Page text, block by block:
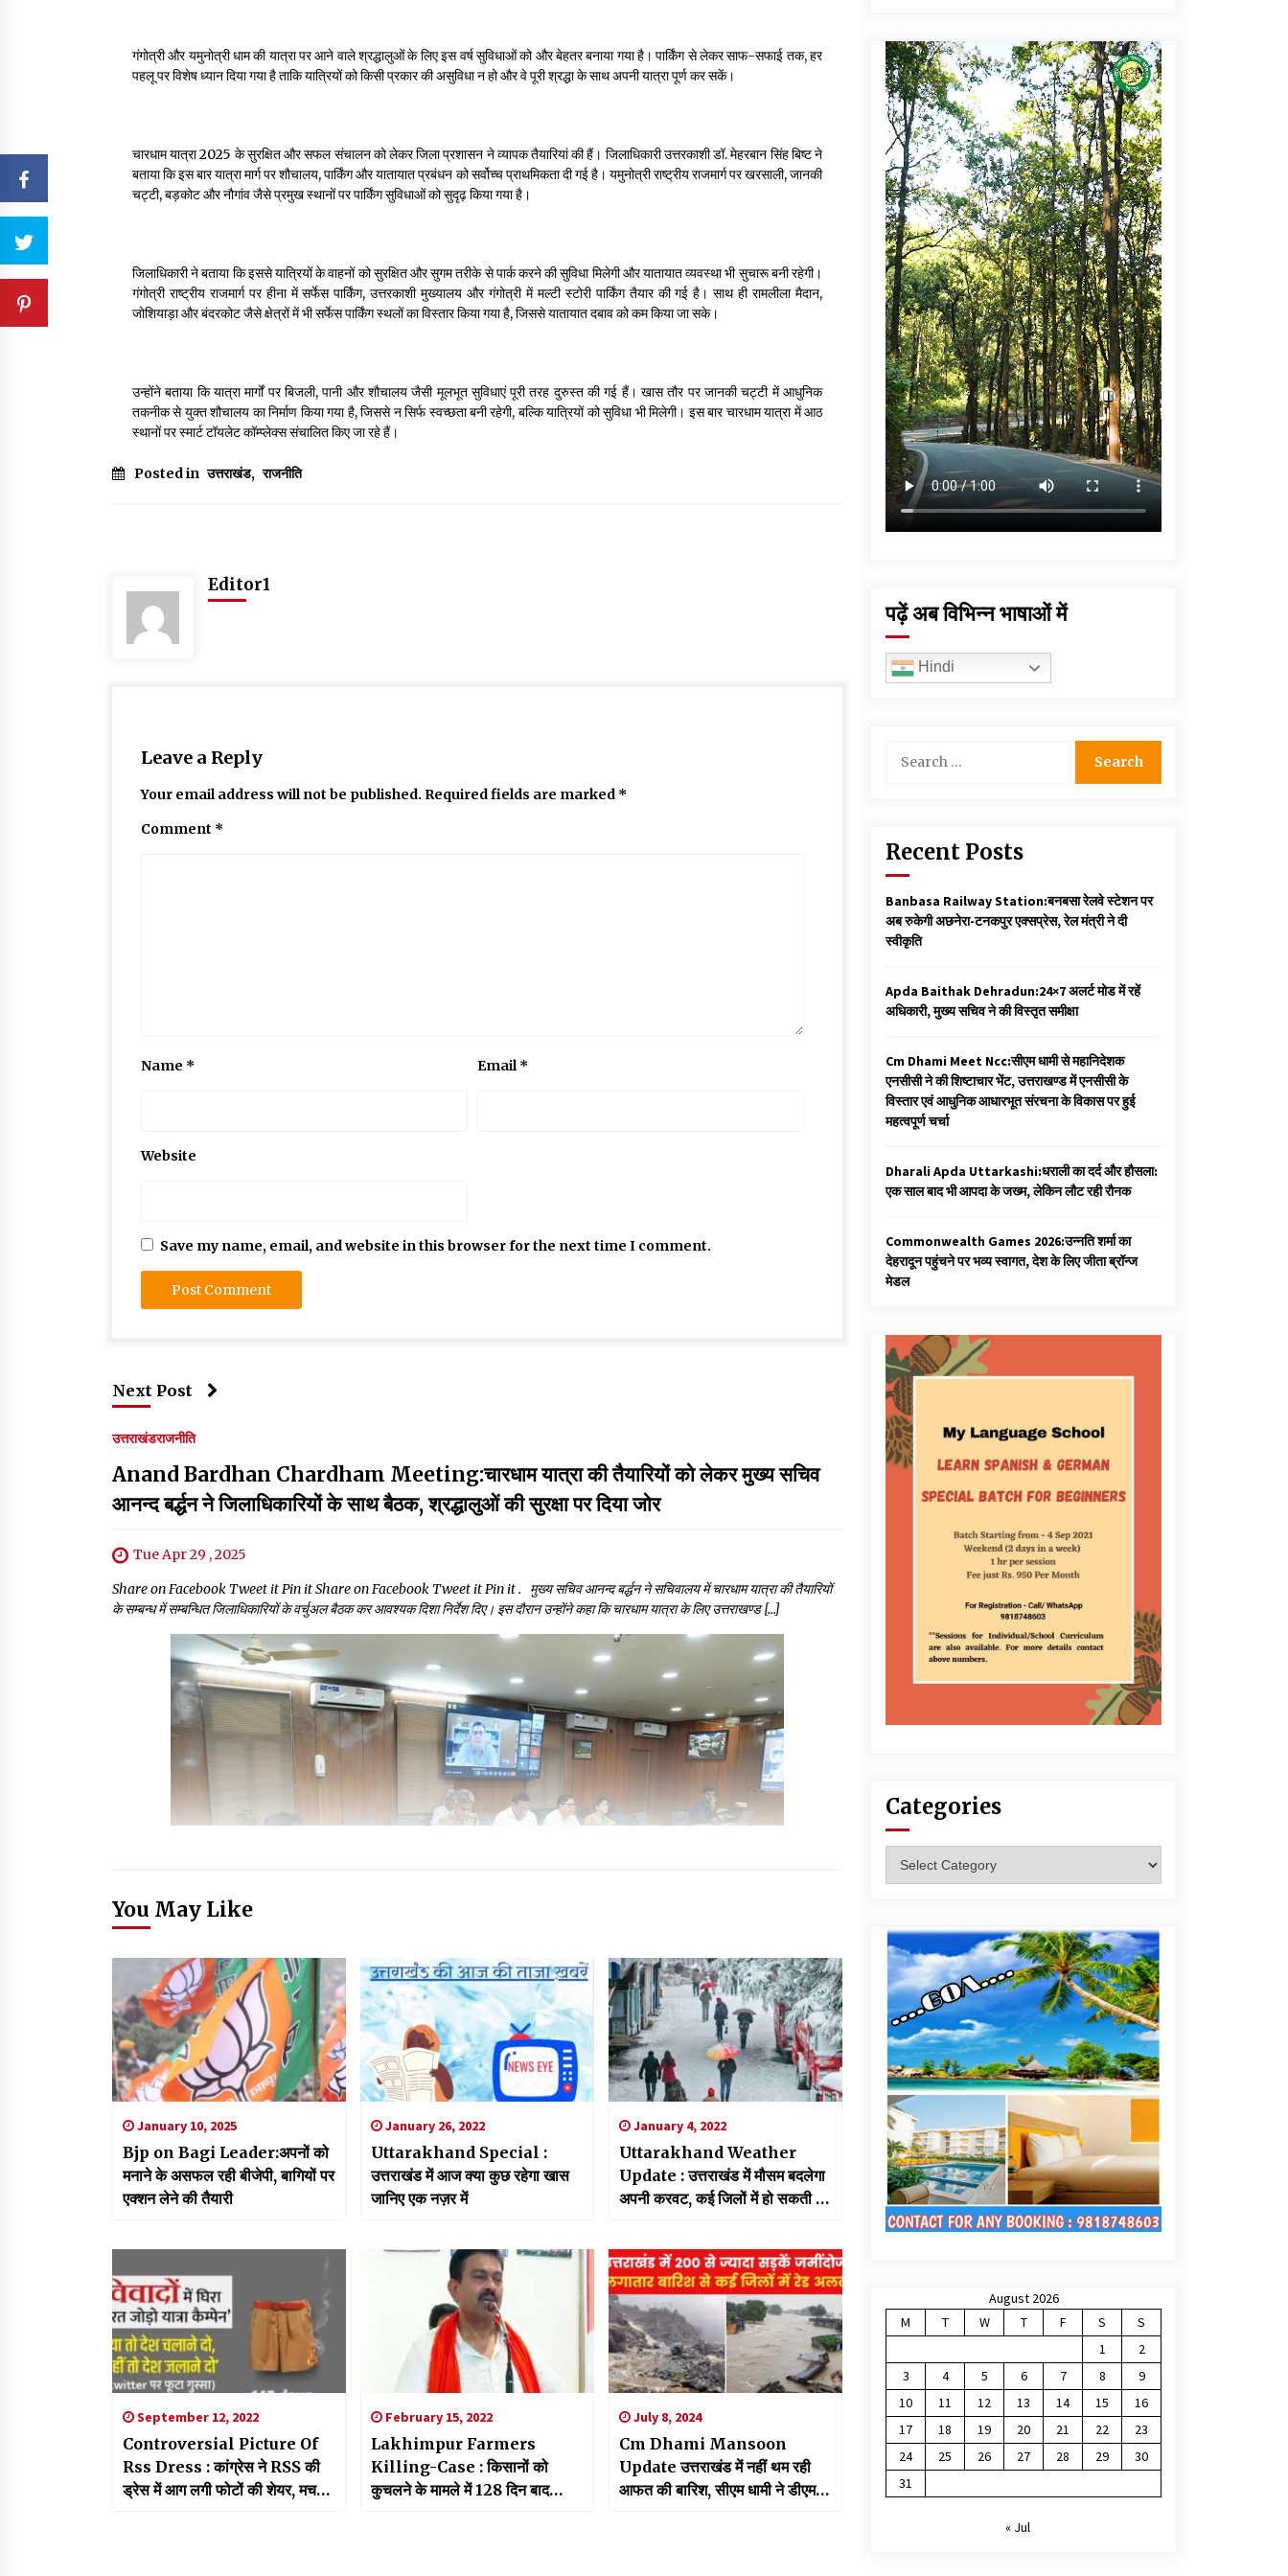
गंगोत्री और यमुनोत्री धाम की यात्रा पर आने वाले श्रद्धालुओं के लिए इस वर्ष सुविधाओं को और बेहतर बनाया गया है। पार्किंग से लेकर साफ-सफाई तक, हर
पहलू पर विशेष ध्यान दिया गया है ताकि यात्रियों को किसी प्रकार की असुविधा न हो और वे पूरी श्रद्धा के साथ अपनी यात्रा पूर्ण कर सकें।
चारधाम यात्रा 2025 के सुरक्षित और सफल संचालन को लेकर जिला प्रशासन ने व्यापक तैयारियां की हैं। जिलाधिकारी उत्तरकाशी डॉ. मेहरबान सिंह बिष्ट ने
बताया कि इस बार यात्रा मार्ग पर शौचालय, पार्किंग और यातायात प्रबंधन को सर्वोच्च प्राथमिकता दी गई है। यमुनोत्री राष्ट्रीय राजमार्ग पर खरसाली, जानकी
चट्टी, बड़कोट और नौगांव जैसे प्रमुख स्थानों पर पार्किंग सुविधाओं को सुदृढ़ किया गया है।
जिलाधिकारी ने बताया कि इससे यात्रियों के वाहनों को सुरक्षित और सुगम तरीके से पार्क करने की सुविधा मिलेगी और यातायात व्यवस्था भी सुचारू बनी रहेगी।
गंगोत्री राष्ट्रीय राजमार्ग पर हीना में सर्फेस पार्किंग, उत्तरकाशी मुख्यालय और गंगोत्री में मल्टी स्टोरी पार्किंग तैयार की गई है। साथ ही रामलीला मैदान,
जोशियाड़ा और बंदरकोट जैसे क्षेत्रों में भी सर्फेस पार्किंग स्थलों का विस्तार किया गया है, जिससे यातायात दबाव को कम किया जा सके।
उन्होंने बताया कि यात्रा मार्गों पर बिजली, पानी और शौचालय जैसी मूलभूत सुविधाएं पूरी तरह दुरुस्त की गई हैं। खास तौर पर जानकी चट्टी में आधुनिक
तकनीक से युक्त शौचालय का निर्माण किया गया है, जिससे न सिर्फ स्वच्छता बनी रहेगी, बल्कि यात्रियों को सुविधा भी मिलेगी। इस बार चारधाम यात्रा में आठ
स्थानों पर स्मार्ट टॉयलेट कॉम्प्लेक्स संचालित किए जा रहे हैं।
Posted in उत्तराखंड, राजनीति
Editor1
Leave a Reply
Your email address will not be published. Required fields are marked *
Comment *
Name * Email*
Website
Save my name, email, and website in this browser for the next time I comment.
Next Post
उत्तराखंडराजनीति
Anand Bardhan Chardham Meeting:चारधाम यात्रा की तैयारियों को लेकर मुख्य सचिव
आनन्द बर्द्धन ने जिलाधिकारियों के साथ बैठक, श्रद्धालुओं की सुरक्षा पर दिया जोर
Tue Apr 29 , 2025
Share on Facebook Tweet it Pin it Share on Facebook Tweet it Pin it . मुख्य सचिव आनन्द बर्द्धन ने सचिवालय में चारधाम यात्रा की तैयारियों
के सम्बन्ध में सम्बन्धित जिलाधिकारियों के वर्चुअल बैठक कर आवश्यक दिशा निर्देश दिए। इस दौरान उन्होंने कहा कि चारधाम यात्रा के लिए उत्तराखण्ड […]
You May Like
January 10, 2025
Bjp on Bagi Leader:अपनों को
मनाने के असफल रही बीजेपी, बागियों पर
एक्शन लेने की तैयारी
January 26, 2022
Uttarakhand Special :
उत्तराखंड में आज क्या कुछ रहेगा खास
जानिए एक नज़र में
January 4, 2022
Uttarakhand Weather
Update : उत्तराखंड में मौसम बदलेगा
अपनी करवट, कई जिलों में हो सकती है
September 12, 2022
Controversial Picture Of
Rss Dress : कांग्रेस ने RSS की
ड्रेस में आग लगी फोटों की शेयर, मच
February 15, 2022
Lakhimpur Farmers
Killing-Case : किसानों को
कुचलने के मामले में 128 दिन बाद
July 8, 2024
Cm Dhami Mansoon
Update उत्तराखंड में नहीं थम रही
आफत की बारिश, सीएम धामी ने डीएम से
पढ़ें अब विभिन्न भाषाओं में
Hindi
for:
Recent Posts
Banbasa Railway Station:बनबसा रेलवे स्टेशन पर
अब रुकेगी अछनेरा-टनकपुर एक्सप्रेस, रेल मंत्री ने दी
स्वीकृति
Apda Baithak Dehradun:24×7 अलर्ट मोड में रहें
अधिकारी, मुख्य सचिव ने की विस्तृत समीक्षा
Cm Dhami Meet Ncc:सीएम धामी से महानिदेशक
एनसीसी ने की शिष्टाचार भेंट, उत्तराखण्ड में एनसीसी के
विस्तार एवं आधुनिक आधारभूत संरचना के विकास पर हुई
महत्वपूर्ण चर्चा
Dharali Apda Uttarkashi:धराली का दर्द और हौसला:
एक साल बाद भी आपदा के जख्म, लेकिन लौट रही रौनक
Commonwealth Games 2026:उन्नति शर्मा का
देहरादून पहुंचने पर भव्य स्वागत, देश के लिए जीता ब्रॉन्ज
मेडल
Categories
August 2026
M
T W T F S
S
1
2
3
4 5 6 7 8
9
10
11 12 13 14 15
16
17
18 19 20 21 22
23
24
25 26 27 28 29
30
31
« Jul